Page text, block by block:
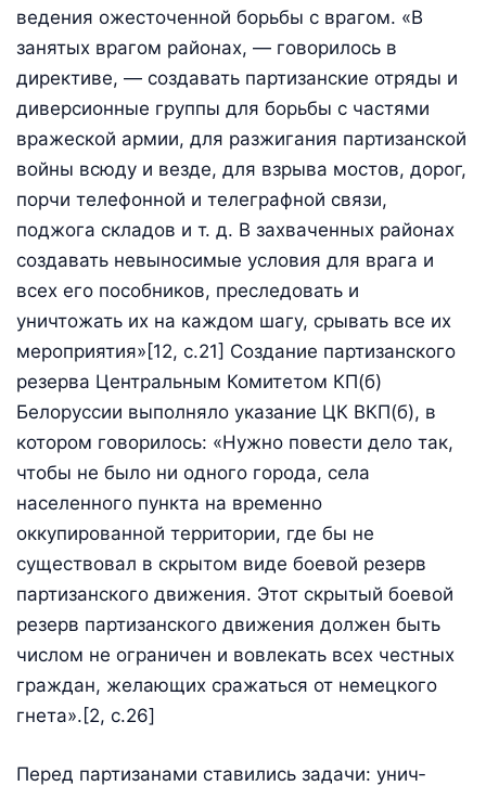
ведения ожесточен­ной борьбы с врагом. «В
занятых врагом районах, — говорилось в
директиве, — создавать партизанские отряды и
диверсионные группы для борьбы с частями
вражеской армии, для разжигания партизанской
войны всюду и везде, для взрыва мостов, дорог,
порчи телефонной и телеграфной связи,
поджога складов и т. д. В захваченных районах
создавать невыносимые условия для врага и
всех его пособников, преследовать и
уничтожать их на каждом шагу, срывать все их
мероприятия»[12, c.21] Создание партизанского
резерва Центральным Комитетом КП(б)
Белоруссии выполняло указание ЦК ВКП(б), в
котором говорилось: «Нужно повести дело так,
чтобы не было ни одного города, села
населенного пункта на временно
оккупированной территории, где бы не
существовал в скрытом виде боевой резерв
партизанского движения. Этот скрытый боевой
резерв партизанского движения должен быть
числом не ограничен и вовлекать всех честных
граждан, желающих сражаться от немецкого
гнета».[2, c.26]
Перед партизанами ставились задачи: унич­